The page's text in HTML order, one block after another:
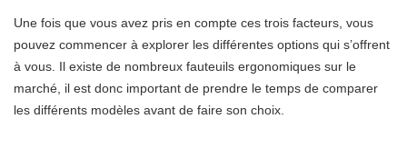
Une fois que vous avez pris en compte ces trois facteurs, vous
pouvez commencer à explorer les différentes options qui s’offrent
à vous. Il existe de nombreux fauteuils ergonomiques sur le
marché, il est donc important de prendre le temps de comparer
les différents modèles avant de faire son choix.